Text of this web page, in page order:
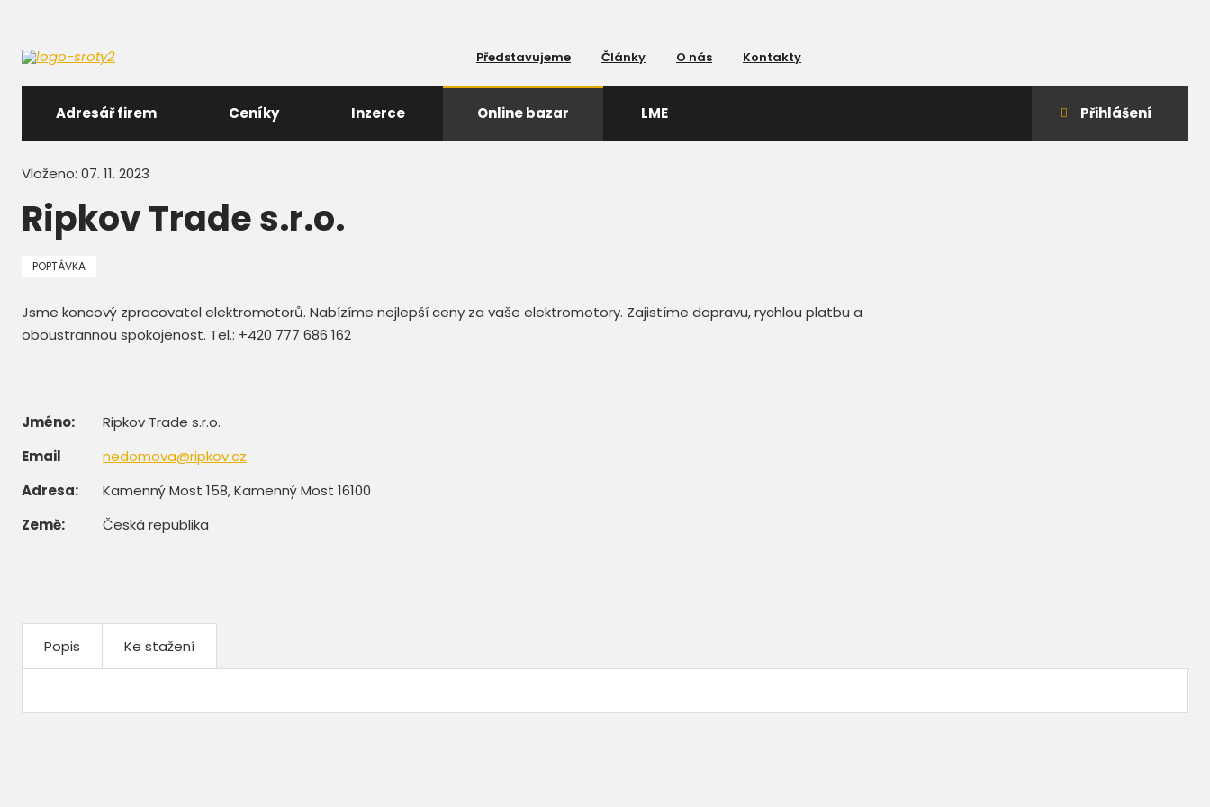
Představujeme Články O nás Kontakty
Přihlášení
Adresář firem Ceníky Inzerce Online bazar LME
Vloženo: 07. 11. 2023
Ripkov Trade s.r.o.
POPTÁVKA
Jsme koncový zpracovatel elektromotorů. Nabízíme nejlepší ceny za vaše elektromotory. Zajistíme dopravu, rychlou platbu a
oboustrannou spokojenost. Tel.: +420 777 686 162
Jméno:
Ripkov Trade s.r.o.
Email
nedomova@ripkov.cz
Adresa:
Kamenný Most 158, Kamenný Most 16100
Země:
Česká republika
Popis Ke stažení